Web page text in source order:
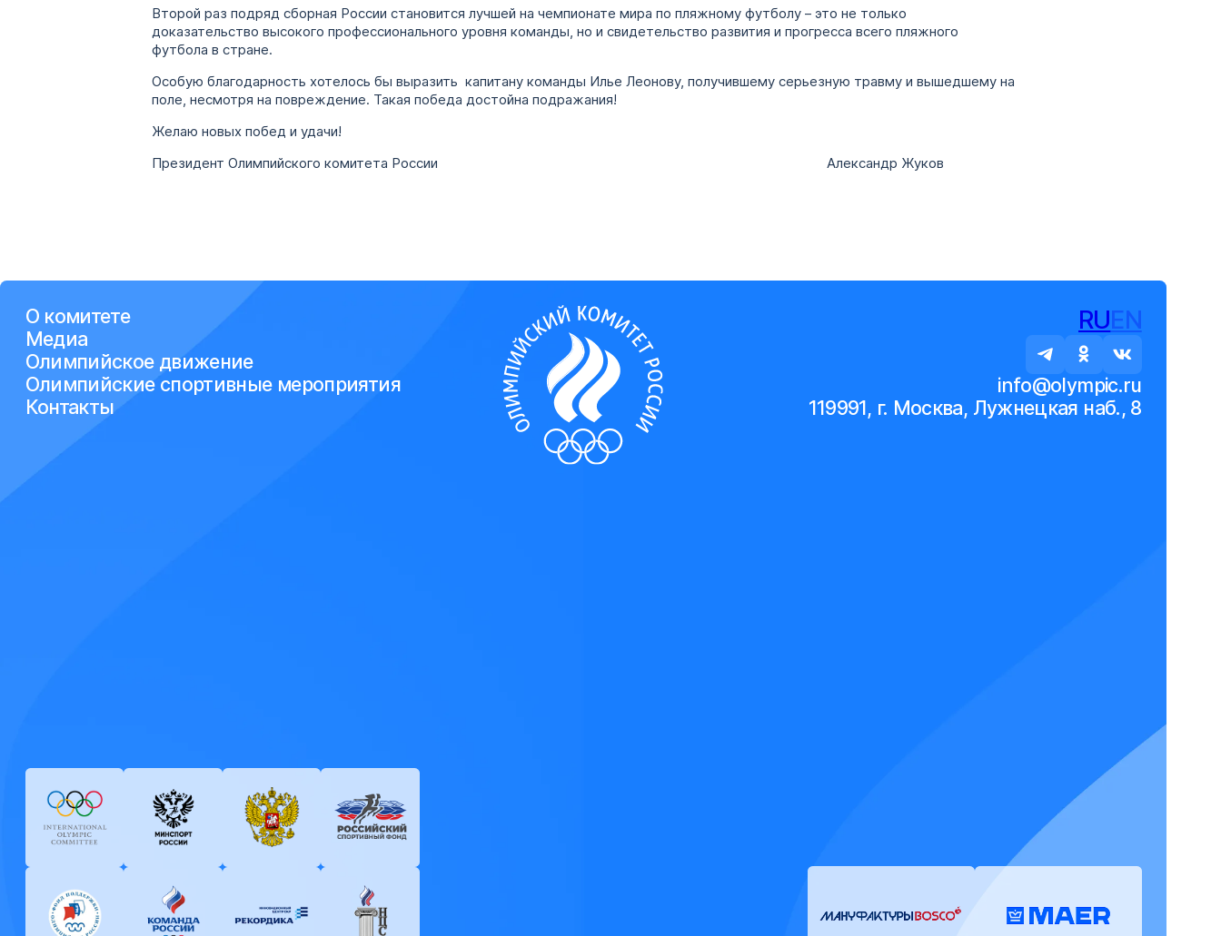
Второй раз подряд сборная России становится лучшей на чемпионате мира по пляжному футболу – это не только
доказательство высокого профессионального уровня команды, но и свидетельство развития и прогресса всего пляжного
футбола в стране.
Особую благодарность хотелось бы выразить капитану команды Илье Леонову, получившему серьезную травму и вышедшему на
поле, несмотря на повреждение. Такая победа достойна подражания!
Желаю новых побед и удачи!
Президент Олимпийского комитета России Александр Жуков
О комитете
Медиа
Олимпийское движение
Олимпийские спортивные мероприятия
Контакты
RUEN
info@olympic.ru
119991, г. Москва, Лужнецкая наб., 8